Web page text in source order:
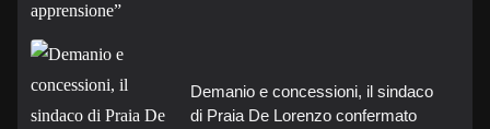
Demanio e concessioni, il sindaco
di Praia De Lorenzo confermato